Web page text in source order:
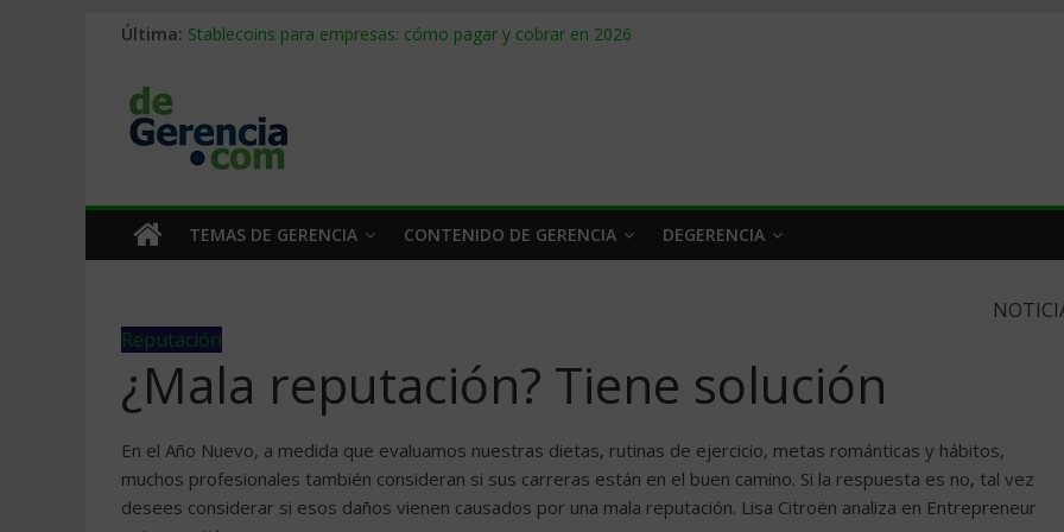
Última: Mercado hispano de EE. UU.: cómo segmentarlo y venderle
Trabajo forzoso en la cadena de suministro: qué hacer
TEMAS DE GERENCIA CONTENIDO DE GERENCIA DEGERENCIA
Reputación
¿Mala reputación? Tiene solución
En el Año Nuevo, a medida que evaluamos nuestras dietas, rutinas de ejercicio, metas románticas y hábitos,
muchos profesionales también consideran si sus carreras están en el buen camino. Si la respuesta es no, tal vez
desees considerar si esos daños vienen causados por una mala reputación. Lisa Citroën analiza en Entrepreneur